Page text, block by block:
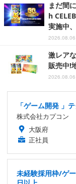
まだ間
h
実施中
激レア
販売中!
「ゲーム開発 」
株式会社カプコン
大阪府
正社員
未経験採用枠/ゲ